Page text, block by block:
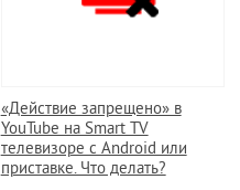
«Действие запрещено» в
YouTube на Smart TV
телевизоре с Android или
приставке. Что делать?